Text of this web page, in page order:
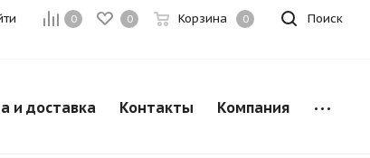
Поиск
0 0 Корзина 0
и доставка Контакты Компания